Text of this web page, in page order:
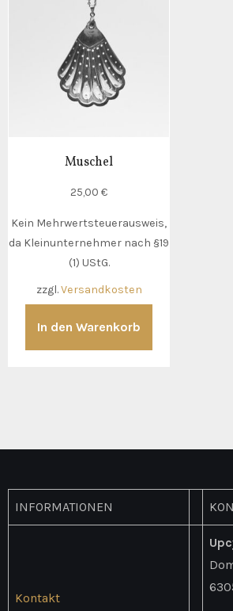
Muschel
25,00€
Kein Mehrwertsteuerausweis,
da Kleinunternehmer nach §19
(1) UStG.
zzgl.Versandkosten
In den Warenkorb
INFORMATIONEN
Kontakt